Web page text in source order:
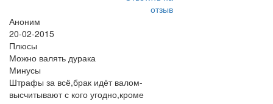
отзыв
Аноним
20-02-2015
Плюсы
Можно валять дурака
Минусы
Штрафы за всё,брак идёт валом-
высчитывают с кого угодно,кроме